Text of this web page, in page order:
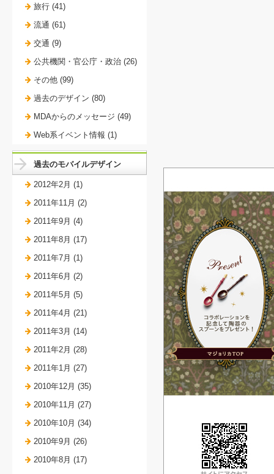
旅行 (41)
流通 (61)
交通 (9)
公共機関・官公庁・政治 (26)
その他 (99)
過去のデザイン (80)
MDAからのメッセージ (49)
Web系イベント情報 (1)
過去のモバイルデザイン
2012年2月 (1)
2011年11月 (2)
2011年9月 (4)
2011年8月 (17)
2011年7月 (1)
2011年6月 (2)
2011年5月 (5)
2011年4月 (21)
2011年3月 (14)
2011年2月 (28)
2011年1月 (27)
2010年12月 (35)
2010年11月 (27)
2010年10月 (34)
2010年9月 (26)
2010年8月 (17)